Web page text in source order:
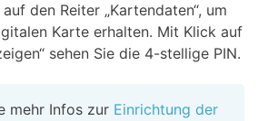
den Reiter „Kartendaten“, um
Karte erhalten. Mit Klick auf
sehen Sie die 4-stellige PIN.
mehr Infos zur Einrichtung der